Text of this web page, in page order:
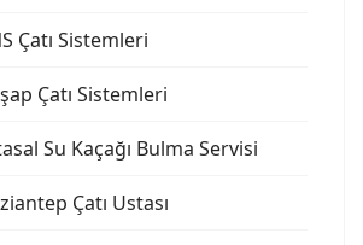
Çatı Sistemleri
Çatı Sistemleri
Su Kaçağı Bulma Servisi
Çatı Ustası